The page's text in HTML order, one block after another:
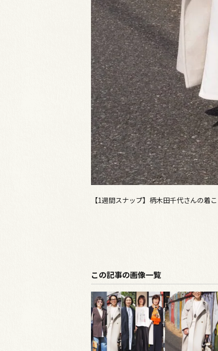
【1週間スナップ】柄木田千代さんの着
この記事の画像一覧